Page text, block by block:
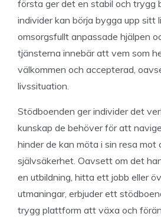
första ger det en stabil och trygg
individer kan börja bygga upp sitt
omsorgsfullt anpassade hjälpen
tjänsterna innebär att vem som
välkommen och accepterad,
livssituation.
Stödboenden ger individer det
kunskap de behöver för att
hinder de kan möta i sin resa mot
självsäkerhet. Oavsett om det
en utbildning, hitta ett jobb eller
utmaningar, erbjuder ett
trygg plattform att växa och